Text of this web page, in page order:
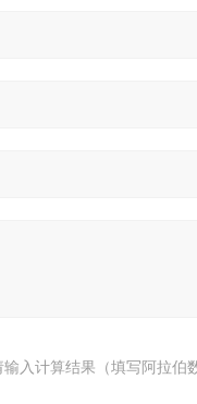
输入计算结果（填写阿拉伯